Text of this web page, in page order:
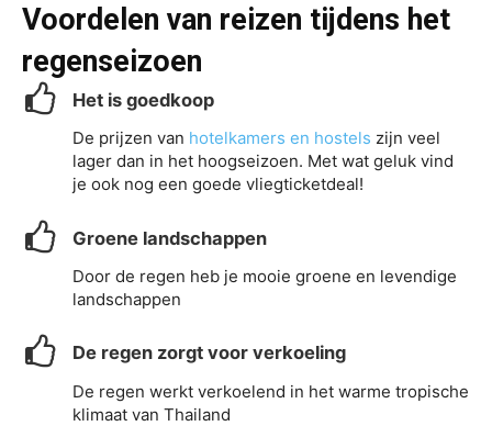
Voordelen van reizen tijdens het
regenseizoen
Het is goedkoop
De prijzen van hotelkamers en hostels zijn veel
lager dan in het hoogseizoen. Met wat geluk vind
je ook nog een goede vliegticketdeal!
Groene landschappen
Door de regen heb je mooie groene en levendige
landschappen
De regen zorgt voor verkoeling
De regen werkt verkoelend in het warme tropische
klimaat van Thailand